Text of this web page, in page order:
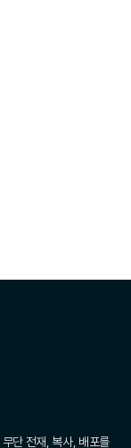
단 전재, 복사, 배포를